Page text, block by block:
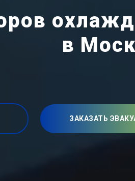
в
ЗАКАЗАТЬ